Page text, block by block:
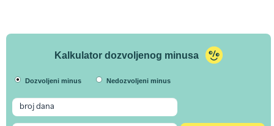
Kalkulator dozvoljenog minusa
Dozvoljeni minus Nedozvoljeni minus